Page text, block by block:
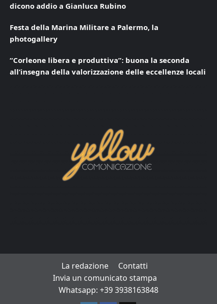
dicono addio a Gianluca Rubino
Festa della Marina Militare a Palermo, la
photogallery
“Corleone libera e produttiva”: buona la seconda
all’insegna della valorizzazione delle eccellenze locali
La redazione
Contatti
Invia un comunicato stampa
Whatsapp: +39 3938163848